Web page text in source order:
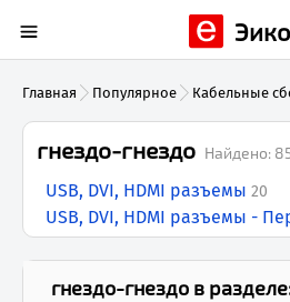
Главная Популярное Кабельные
гнездо-гнездо Найдено:
USB, DVI, HDMI разъемы 20
USB, DVI, HDMI разъемы -
гнездо-гнездо в